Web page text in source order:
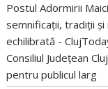
Postul Adormirii
semnificații, tradiții
echilibrată -
Consiliul Județean
pentru publicul larg